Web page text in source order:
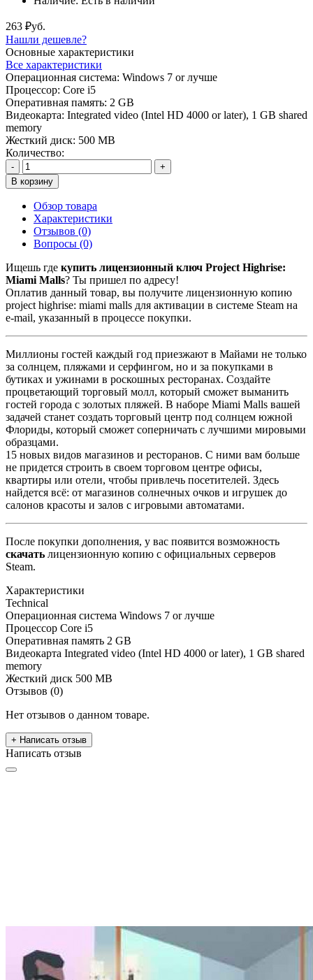
263 ₽уб.
Нашли дешевле?
Основные характеристики
Все характеристики
Операционная система: Windows 7 or лучше
Процессор: Core i5
Оперативная память: 2 GB
Видеокарта: Integrated video (Intel HD 4000 or later), 1 GB shared
memory
Жесткий диск: 500 MB
Количество:
-
+
В корзину
Обзор товара
Характеристики
Отзывов (0)
Вопросы (0)
Ищешь где купить лицензионный ключ Project Highrise:
Miami Malls? Ты пришел по адресу!
Оплатив данный товар, вы получите лицензионную копию
project highrise: miami malls для активации в системе Steam на
e-mail, указанный в процессе покупки.
Миллионы гостей каждый год приезжают в Майами не только
за солнцем, пляжами и серфингом, но и за покупками в
бутиках и ужинами в роскошных ресторанах. Создайте
процветающий торговый молл, который сможет выманить
гостей города с золотых пляжей. В наборе Miami Malls вашей
задачей станет создать торговый центр под солнцем южной
Флориды, который сможет соперничать с лучшими мировыми
образцами.
15 новых видов магазинов и ресторанов. С ними вам больше
не придется строить в своем торговом центре офисы,
квартиры или отели, чтобы привлечь посетителей. Здесь
найдется всё: от магазинов солнечных очков и игрушек до
салонов красоты и залов с игровыми автоматами.
После покупки дополнения, у вас появится возможность
скачать лицензионную копию с официальных серверов
Steam.
Характеристики
Technical
Операционная система Windows 7 or лучше
Процессор Core i5
Оперативная память 2 GB
Видеокарта Integrated video (Intel HD 4000 or later), 1 GB shared
memory
Жесткий диск 500 MB
Отзывов (0)
Нет отзывов о данном товаре.
+ Написать отзыв
Написать отзыв